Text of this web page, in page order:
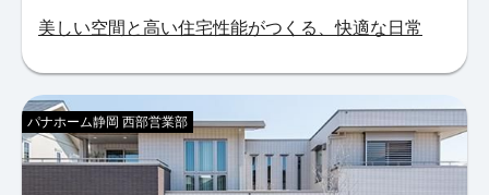
美しい空間と高い住宅性能がつくる、快適な日常
パナホーム静岡 西部営業部